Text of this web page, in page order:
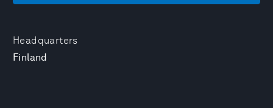
Headquarters
Finland